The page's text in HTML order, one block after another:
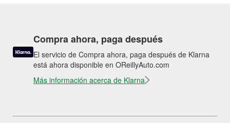
Compra ahora, paga después
El servicio de Compra ahora, paga después de Klarna
está ahora disponible en OReillyAuto.com
Más información acerca de Klarna